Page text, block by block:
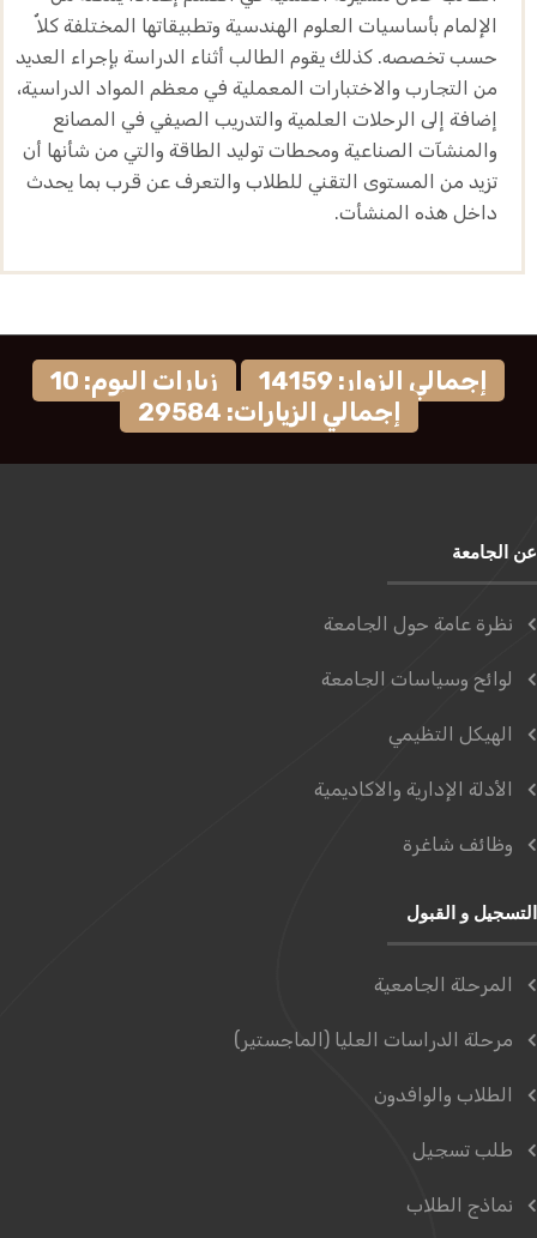
الإلمام بأساسيات العلوم الهندسية وتطبيقاتها المختلفة كلاٌ
حسب تخصصه. كذلك يقوم الطالب أثناء الدراسة بإجراء العديد
من التجارب والاختبارات المعملية في معظم المواد الدراسية،
إضافة إلى الرحلات العلمية والتدريب الصيفي في المصانع
والمنشآت الصناعية ومحطات توليد الطاقة والتي من شأنها أن
تزيد من المستوى التقني للطلاب والتعرف عن قرب بما يحدث
داخل هذه المنشأت.
إجمالي الزوار: 14159
زيارات اليوم: 10
إجمالي الزيارات: 29584
عن الجامعة
نظرة عامة حول الجامعة
لوائح وسياسات الجامعة
الهيكل التظيمي
الأدلة الإدارية والاكاديمية
وظائف شاغرة
التسجيل و القبول
المرحلة الجامعية
مرحلة الدراسات العليا (الماجستير)
الطلاب والوافدون
طلب تسجيل
نماذج الطلاب